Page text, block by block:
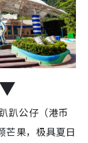
▼
趴公仔（港币
芒果，极具夏日